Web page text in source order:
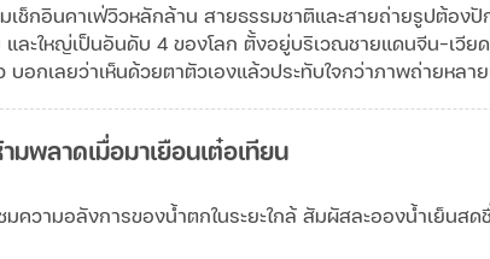
ช็กอินคาเฟ่วิวหลักล้าน สายธรรมชาติและสายถ่ายรูปต้อง
ละใหญ่เป็นอันดับ 4 ของโลก ตั้งอยู่บริเวณชายแดนจีน-เวี
อกเลยว่าเห็นด้วยตาตัวเองแล้วประทับใจกว่าภาพถ่ายหลาย
มพลาดเมื่อมาเยือนเต๋อเทียน
วามอลังการของน้ำตกในระยะใกล้ สัมผัสละอองน้ำเย็นส